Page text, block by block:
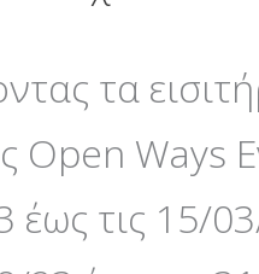
τα
Open Ways
έως τις 15/